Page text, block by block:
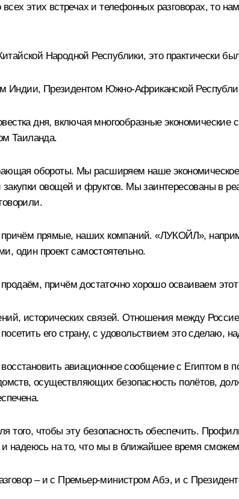
этих встречах и телефонных разговорах, то
Народной Республики, это практически
Президентом Южно-Африканской
дня, включая многообразные экономические
Таиланда.
обороты. Мы расширяем наше
закупки овощей и фруктов. Мы заинтересованы в
прямые, наших компаний. «ЛУКОЙЛ»,
один проект самостоятельно.
причём достаточно хорошо осваиваем
исторических связей. Отношения между
его страну, с удовольствием это сделаю,
авиационное сообщение с Египтом
осуществляющих безопасность полётов,
чтобы эту безопасность обеспечить.
надеюсь на то, что мы в ближайшее время
– и с Премьер-министромАбэ, и с